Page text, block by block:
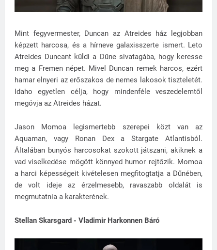
Mint fegyvermester, Duncan az Atreides ház legjobban
képzett harcosa, és a hírneve galaxisszerte ismert. Leto
Atreides Duncant küldi a Dűne sivatagába, hogy keresse
meg a Fremen népet. Mivel Duncan remek harcos, ezért
hamar elnyeri az erőszakos de nemes lakosok tiszteletét.
Idaho egyetlen célja, hogy mindenféle veszedelemtől
megóvja az Atreides házat.
Jason Momoa legismertebb szerepei közt van az
Aquaman, vagy Ronan Dex a Stargate Atlantisból.
Általában bunyós harcosokat szokott játszani, akiknek a
vad viselkedése mögött könnyed humor rejtőzik. Momoa
a harci képességeit kivételesen megfitogtatja a Dűnében,
de volt ideje az érzelmesebb, ravaszabb oldalát is
megmutatnia a karakterének.
Stellan Skarsgard - Vladimir Harkonnen Báró